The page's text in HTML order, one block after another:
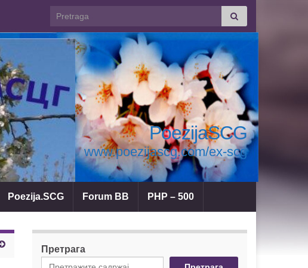
Search for:
PoezijaSCG
www.poezijascg.com/ex-scg
Poezija.SCG Forum BB PHP – 500
Претрага